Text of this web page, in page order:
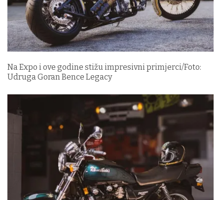
Na Expo i ove godine stižu impresivni primjerci/Foto:
Udruga Goran Bence Legacy